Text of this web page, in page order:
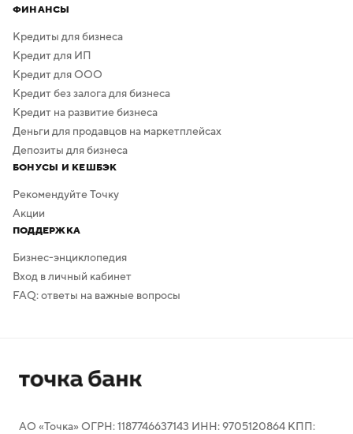
ФИНАНСЫ
Кредиты для бизнеса
Кредит для ИП
Кредит для ООО
Кредит без залога для бизнеса
Кредит на развитие бизнеса
Деньги для продавцов на маркетплейсах
Депозиты для бизнеса
БОНУСЫ И КЕШБЭК
Рекомендуйте Точку
Акции
ПОДДЕРЖКА
Бизнес-энциклопедия
Вход в личный кабинет
FAQ: ответы на важные вопросы
АО «Точка» ОГРН: 1187746637143 ИНН: 9705120864 КПП: